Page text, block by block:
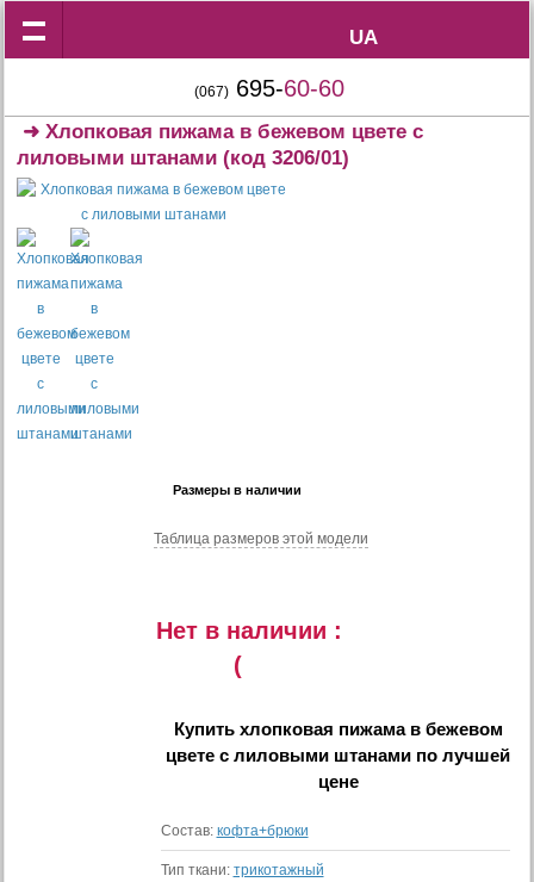
UA
UA
(067) 695-60-60
➜Хлопковая пижама в бежевом цвете c
лиловыми штанами (код 3206/01)
Размеры в наличии
Таблица размеров этой модели
Нет в наличии :
(
Купить хлопковая пижама в бежевом
цвете c лиловыми штанами по лучшей
цене
Состав: кофта+брюки
Тип ткани: трикотажный